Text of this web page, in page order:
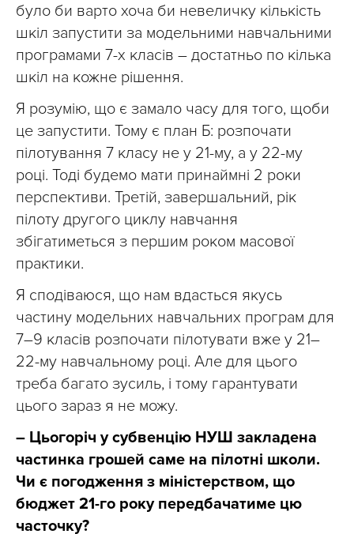
було би варто хоча би невеличку кількість
шкіл запустити за модельними навчальними
програмами 7-х класів – достатньо по кілька
шкіл на кожне рішення.
Я розумію, що є замало часу для того, щоби
це запустити. Тому є план Б: розпочати
пілотування 7 класу не у 21-му, а у 22-му
році. Тоді будемо мати принаймні 2 роки
перспективи. Третій, завершальний, рік
пілоту другого циклу навчання
збігатиметься з першим роком масової
практики.
Я сподіваюся, що нам вдасться якусь
частину модельних навчальних програм для
7–9 класів розпочати пілотувати вже у 21–
22-му навчальному році. Але для цього
треба багато зусиль, і тому гарантувати
цього зараз я не можу.
– Цьогоріч у субвенцію НУШ закладена
частинка грошей саме на пілотні школи.
Чи є погодження з міністерством, що
бюджет 21-го року передбачатиме цю
часточку?